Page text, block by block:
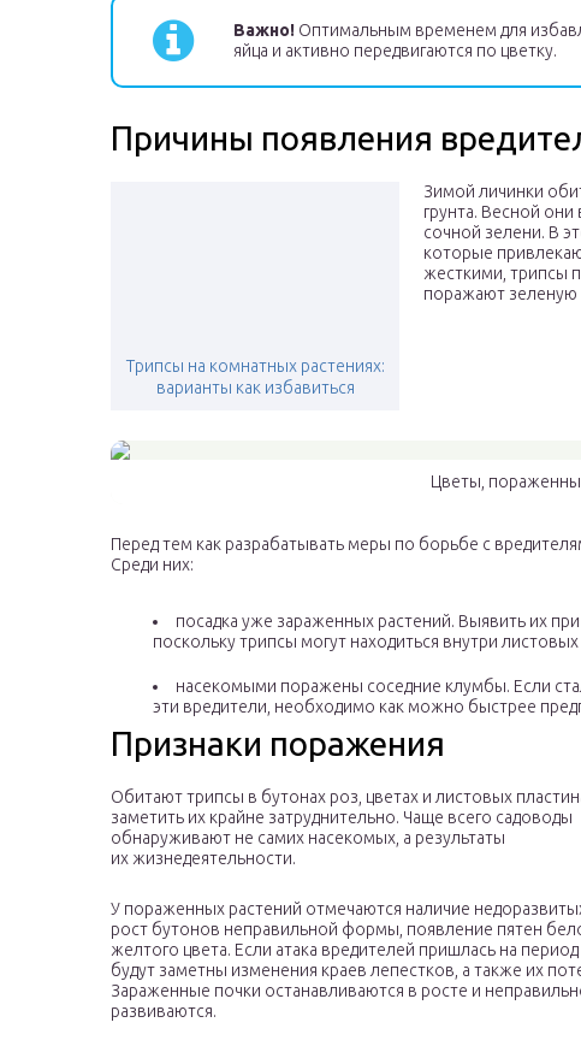
Важно! Оптимальным временем для
яйца и активно передвигаются по цветку.
Причины появления
Трипсы на комнатных растениях:
варианты как избавиться
Зимой личинки
грунта. Весной
сочной зелени. В
которые
жесткими, трипсы
поражают зеленую
Цветы,
Перед тем как разрабатывать меры по борьбе с
Среди них:
посадка уже зараженных растений. Выявить их
поскольку трипсы могут находиться внутри листовых
насекомыми поражены соседние клумбы. Если
эти вредители, необходимо как можно быстрее
Признаки поражения
Обитают трипсы в бутонах роз, цветах и листовых
заметить их крайне затруднительно. Чаще всего садоводы
обнаруживают не самих насекомых, а результаты
их жизнедеятельности.
У пораженных растений отмечаются наличие
рост бутонов неправильной формы, появление пятен
желтого цвета. Если атака вредителей пришлась на период
будут заметны изменения краев лепестков, а также их
Зараженные почки останавливаются в росте и
развиваются.